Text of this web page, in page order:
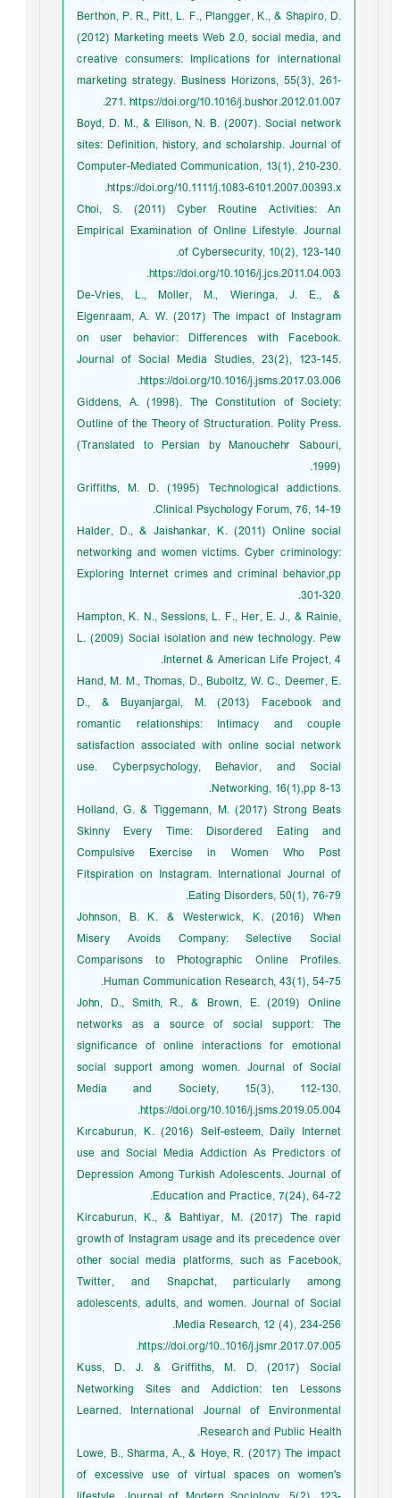
Berthon, P. R., Pitt, L. F., Plangger, K., & Shapiro, D.
(2012) Marketing meets Web 2.0, social media, and
creative consumers: Implications for international
marketing strategy. Business Horizons, 55(3), 261-
271. https://doi.org/10.1016/j.bushor.2012.01.007.
Boyd, D. M., & Ellison, N. B. (2007). Social network
sites: Definition, history, and scholarship. Journal of
Computer-Mediated Communication, 13(1), 210-230.
https://doi.org/10.1111/j.1083-6101.2007.00393.x.
Choi, S. (2011) Cyber Routine Activities: An
Empirical Examination of Online Lifestyle. Journal
of Cybersecurity, 10(2), 123-140.
https://doi.org/10.1016/j.jcs.2011.04.003.
De-Vries, L., Moller, M., Wieringa, J. E., &
Eigenraam, A. W. (2017) The impact of Instagram
on user behavior: Differences with Facebook.
Journal of Social Media Studies, 23(2), 123-145.
https://doi.org/10.1016/j.jsms.2017.03.006.
Giddens, A. (1998). The Constitution of Society:
Outline of the Theory of Structuration. Polity Press.
(Translated to Persian by Manouchehr Sabouri,
1999).
Griffiths, M. D. (1995) Technological addictions.
Clinical Psychology Forum, 76, 14-19.
Halder, D., & Jaishankar, K. (2011) Online social
networking and women victims. Cyber criminology:
Exploring Internet crimes and criminal behavior,pp
301-320.
Hampton, K. N., Sessions, L. F., Her, E. J., & Rainie,
L. (2009) Social isolation and new technology. Pew
Internet & American Life Project, 4.
Hand, M. M., Thomas, D., Buboltz, W. C., Deemer, E.
D., & Buyanjargal, M. (2013) Facebook and
romantic relationships: Intimacy and couple
satisfaction associated with online social network
use. Cyberpsychology, Behavior, and Social
Networking, 16(1),pp 8-13.
Holland, G. & Tiggemann, M. (2017) Strong Beats
Skinny Every Time: Disordered Eating and
Compulsive Exercise in Women Who Post
Fitspiration on Instagram. International Journal of
Eating Disorders, 50(1), 76-79.
Johnson, B. K. & Westerwick, K. (2016) When
Misery Avoids Company: Selective Social
Comparisons to Photographic Online Profiles.
Human Communication Research, 43(1), 54-75.
John, D., Smith, R., & Brown, E. (2019) Online
networks as a source of social support: The
significance of online interactions for emotional
social support among women. Journal of Social
Media and Society, 15(3), 112-130.
https://doi.org/10.1016/j.jsms.2019.05.004.
Kırcaburun, K. (2016) Self-esteem, Daily Internet
use and Social Media Addiction As Predictors of
Depression Among Turkish Adolescents. Journal of
Education and Practice, 7(24), 64-72.
Kircaburun, K., & Bahtiyar, M. (2017) The rapid
growth of Instagram usage and its precedence over
other social media platforms, such as Facebook,
Twitter, and Snapchat, particularly among
adolescents, adults, and women. Journal of Social
Media Research, 12 (4), 234-256.
https://doi.org/10..1016/j.jsmr.2017.07.005.
Kuss, D. J. & Griffiths, M. D. (2017) Social
Networking Sites and Addiction: ten Lessons
Learned. International Journal of Environmental
Research and Public Health.
Lowe, B., Sharma, A., & Hoye, R. (2017) The impact
of excessive use of virtual spaces on women's